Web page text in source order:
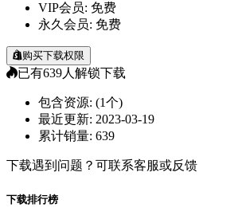
VIP会员: 免费
永久会员: 免费
购买下载权限
已有639人解锁下载
包含资源: (1个)
最近更新: 2023-03-19
累计销量: 639
下载遇到问题？可联系客服或反馈
下载排行榜